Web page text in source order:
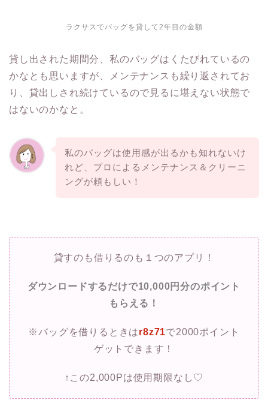
ラクサスでバッグを貸して2年目の金額
貸し出された期間分、私のバッグはくたびれているの
かなとも思いますが、メンテナンスも繰り返されてお
り、貸出しされ続けているので見るに堪えない状態で
はないのかなと。
私のバッグは使用感が出るかも知れないけ
れど、プロによるメンテナンス＆クリーニ
ングが頼もしい！
貸すのも借りるのも１つのアプリ！
ダウンロードするだけで10,000円分のポイント
もらえる！
※バッグを借りるときはr8z71で2000ポイント
ゲットできます！
↑この2,000Pは使用期限なし♡